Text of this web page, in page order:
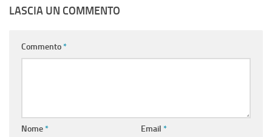
LASCIA UN COMMENTO
Commento*
Nome* Email *